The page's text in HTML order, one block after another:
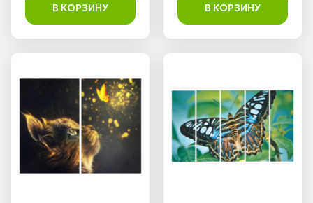
В КОРЗИНУ В КОРЗИНУ